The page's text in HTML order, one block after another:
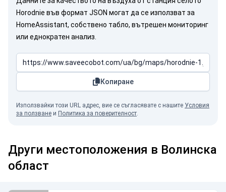
Horodnie във формат JSON могат да се използват за
HomeAssistant, собствено табло, вътрешен мониторинг
или еднократен анализ.
Копиране
Използвайки този URL адрес, вие се съгласявате с нашите Условия
за ползване и Политика за поверителност.
Други местоположения в Волинска
област